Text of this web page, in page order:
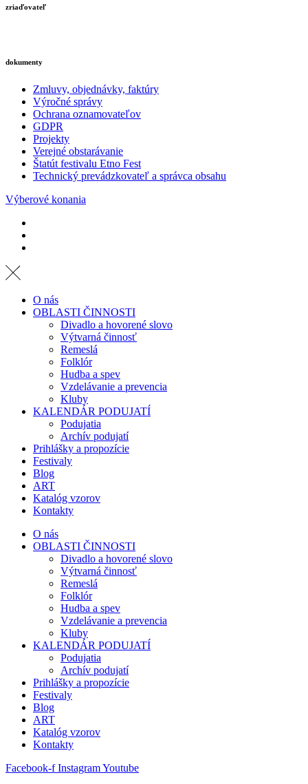
zriaďovateľ
dokumenty
Zmluvy, objednávky, faktúry
Výročné správy
Ochrana oznamovateľov
GDPR
Projekty
Verejné obstarávanie
Štatút festivalu Etno Fest
Technický prevádzkovateľ a správca obsahu
Výberové konania
O nás
OBLASTI ČINNOSTI
Divadlo a hovorené slovo
Výtvarná činnosť
Remeslá
Folklór
Hudba a spev
Vzdelávanie a prevencia
Kluby
KALENDÁR PODUJATÍ
Podujatia
Archív podujatí
Prihlášky a propozície
Festivaly
Blog
ART
Katalóg vzorov
Kontakty
O nás
OBLASTI ČINNOSTI
Divadlo a hovorené slovo
Výtvarná činnosť
Remeslá
Folklór
Hudba a spev
Vzdelávanie a prevencia
Kluby
KALENDÁR PODUJATÍ
Podujatia
Archív podujatí
Prihlášky a propozície
Festivaly
Blog
ART
Katalóg vzorov
Kontakty
Facebook-f InstagramYoutube